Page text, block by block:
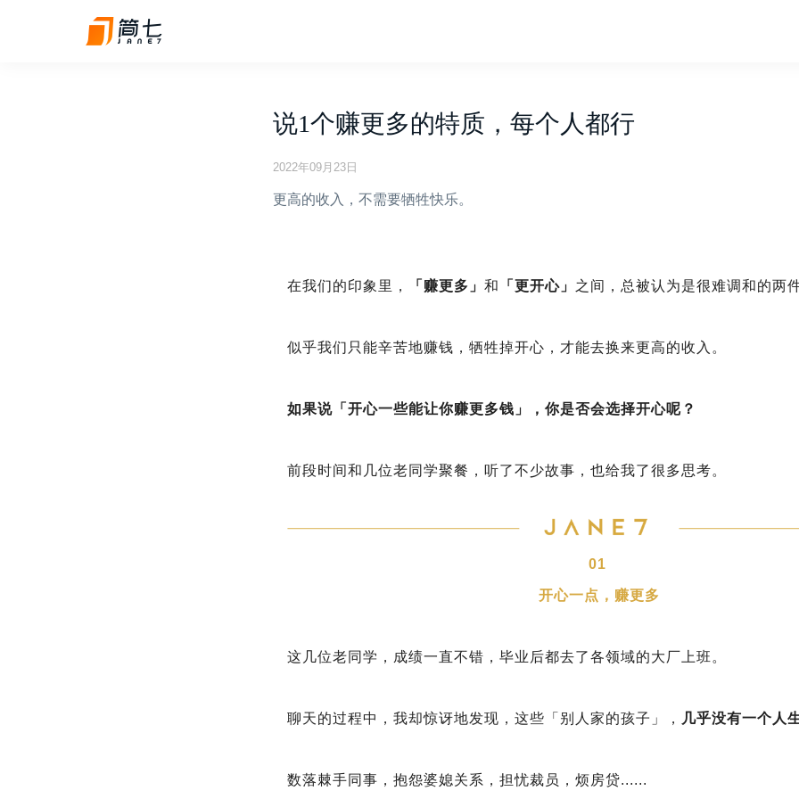
说1个赚更多的特质，每个人都行
2022年09月23日
更高的收入，不需要牺牲快乐。
在我们的印象里， 「赚更多」 和 「更开心」 之间，总被认为是很难调和的两件
似乎我们只能辛苦地赚钱，牺牲掉开心，才能去换来更高的收入。
如果说「开心一些能让你赚更多钱」，你是否会选择开心呢？
前段时间和几位老同学聚餐，听了不少故事，也给我了很多思考。
01
开心一点，赚更多
这几位老同学，成绩一直不错，毕业后都去了各领域的大厂上班。
聊天的过程中，我却惊讶地发现，这些「别人家的孩子」， 几乎没有一个人
数落棘手同事，抱怨婆媳关系，担忧裁员，烦房贷......